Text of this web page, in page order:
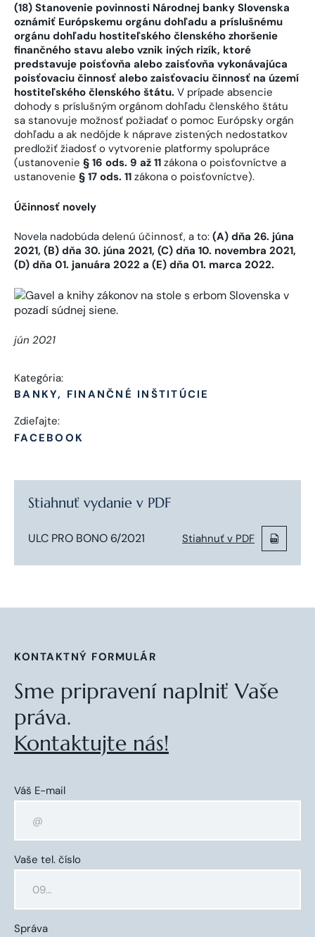
(18) Stanovenie povinnosti Národnej banky Slovenska
oznámiť Európskemu orgánu dohľadu a príslušnému
orgánu dohľadu hostiteľského členského zhoršenie
finančného stavu alebo vznik iných rizík, ktoré
predstavuje poisťovňa alebo zaisťovňa vykonávajúca
poisťovaciu činnosť alebo zaisťovaciu činnosť na území
hostiteľského členského štátu. V prípade absencie
dohody s príslušným orgánom dohľadu členského štátu
sa stanovuje možnosť požiadať o pomoc Európsky orgán
dohľadu a ak nedôjde k náprave zistených nedostatkov
predložiť žiadosť o vytvorenie platformy spolupráce
(ustanovenie § 16 ods. 9 až 11 zákona o poisťovníctve a
ustanovenie § 17 ods. 11 zákona o poisťovníctve).
Účinnosť novely
Novela nadobúda delenú účinnosť, a to: (A) dňa 26. júna
2021, (B) dňa 30. júna 2021, (C) dňa 10. novembra 2021,
(D) dňa 01. januára 2022 a (E) dňa 01. marca 2022.
jún 2021
Kategória:
BANKY, FINANČNÉ INŠTITÚCIE
Zdieľajte:
FACEBOOK
Stiahnuť vydanie v PDF
ULC PRO BONO 6/2021 Stiahnuť v PDF
KONTAKTNÝ FORMULÁR
Sme pripravení naplniť Vaše
práva.
Kontaktujte nás!
Váš E-mail
Vaše tel. číslo
Správa